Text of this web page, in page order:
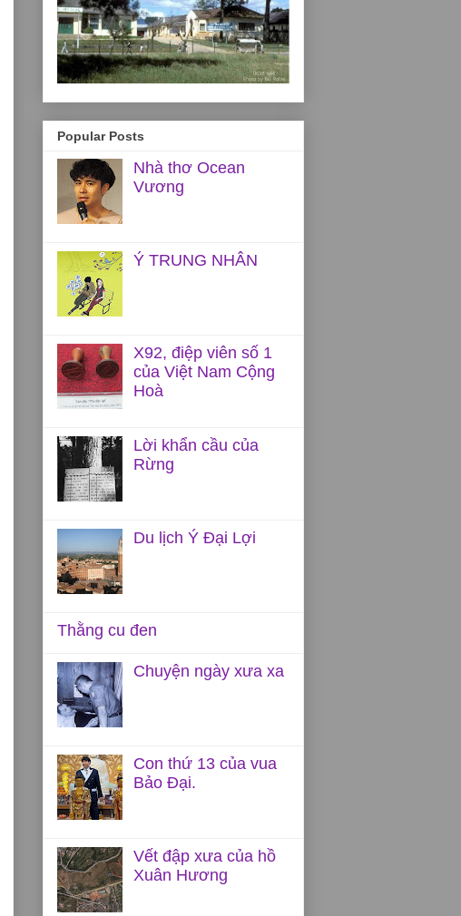
Popular Posts
Nhà thơ Ocean
Vương
Ý TRUNG NHÂN
X92, điệp viên số 1
của Việt Nam Cộng
Hoà
Lời khẩn cầu của
Rừng
Du lịch Ý Đại Lợi
Thằng cu đen
Chuyện ngày xưa xa
Con thứ 13 của vua
Bảo Đại.
Vết đập xưa của hồ
Xuân Hương